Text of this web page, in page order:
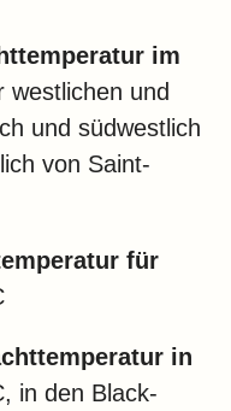
im
westlichen und
und südwestlich
von Saint-
für
in
in den Black-